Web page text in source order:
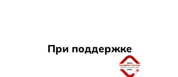
При поддержке